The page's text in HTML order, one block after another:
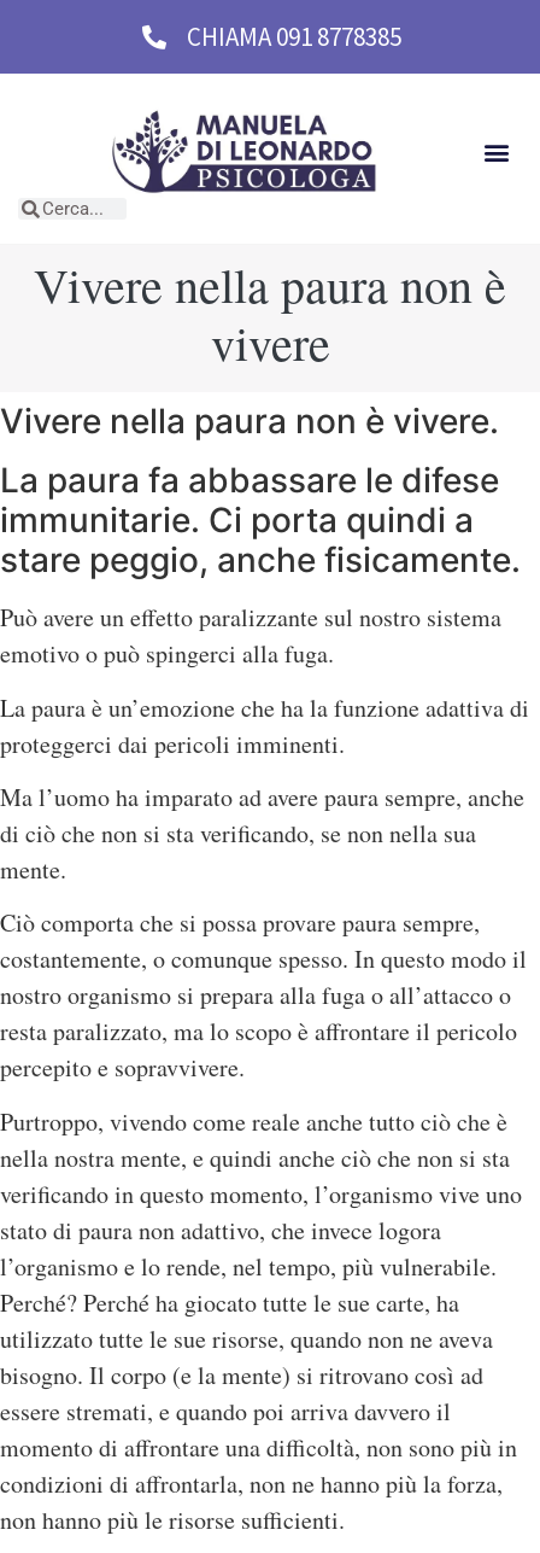
CHIAMA 091 8778385
Vivere nella paura non è
vivere
Vivere nella paura non è vivere.
La paura fa abbassare le difese
immunitarie. Ci porta quindi a
stare peggio, anche fisicamente.
Può avere un effetto paralizzante sul nostro sistema
emotivo o può spingerci alla fuga.
La paura è un’emozione che ha la funzione adattiva di
proteggerci dai pericoli imminenti.
Ma l’uomo ha imparato ad avere paura sempre, anche
di ciò che non si sta verificando, se non nella sua
mente.
Ciò comporta che si possa provare paura sempre,
costantemente, o comunque spesso. In questo modo il
nostro organismo si prepara alla fuga o all’attacco o
resta paralizzato, ma lo scopo è affrontare il pericolo
percepito e sopravvivere.
Purtroppo, vivendo come reale anche tutto ciò che è
nella nostra mente, e quindi anche ciò che non si sta
verificando in questo momento, l’organismo vive uno
stato di paura non adattivo, che invece logora
l’organismo e lo rende, nel tempo, più vulnerabile.
Perché? Perché ha giocato tutte le sue carte, ha
utilizzato tutte le sue risorse, quando non ne aveva
bisogno. Il corpo (e la mente) si ritrovano così ad
essere stremati, e quando poi arriva davvero il
momento di affrontare una difficoltà, non sono più in
condizioni di affrontarla, non ne hanno più la forza,
non hanno più le risorse sufficienti.